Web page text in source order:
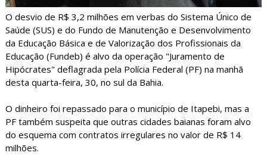
O desvio de R$ 3,2 milhões em verbas do Sistema Único de
Saúde (SUS) e do Fundo de Manutenção e Desenvolvimento
da Educação Básica e de Valorização dos Profissionais da
Educação (Fundeb) é alvo da operação "Juramento de
Hipócrates" deflagrada pela Polícia Federal (PF) na manhã
desta quarta-feira, 30, no sul da Bahia.
O dinheiro foi repassado para o município de Itapebi, mas a
PF também suspeita que outras cidades baianas foram alvo
do esquema com contratos irregulares no valor de R$ 14
milhões.